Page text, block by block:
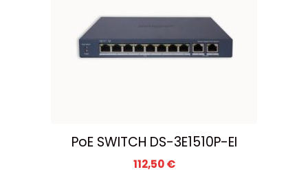
PoE SWITCH DS-3E1510P-EI
112,50€